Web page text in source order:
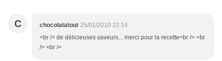
C chocolatatout 25/01/2010 22:14
<br /> de délicieuses saveurs... merci pour la recette<br /> <br
/> <br />